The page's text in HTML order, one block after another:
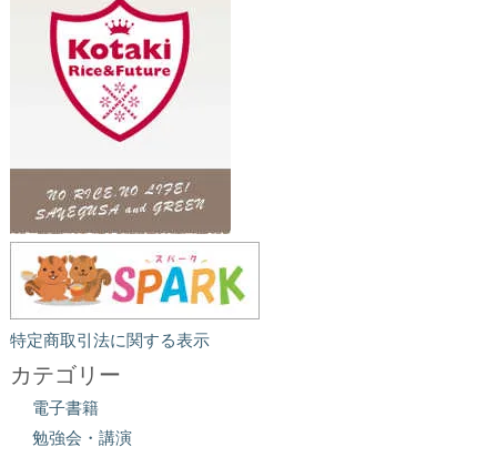
特定商取引法に関する表示
カテゴリー
電子書籍
勉強会・講演